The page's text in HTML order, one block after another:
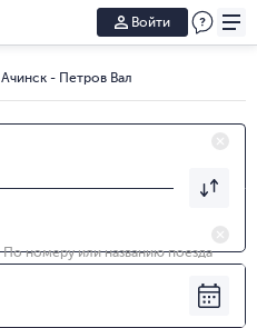
Войти
Ачинск - Петров Вал
По номеру или названию поезда